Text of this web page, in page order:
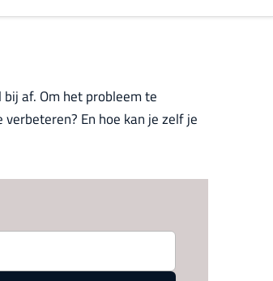
af. Om het probleem te
En hoe kan je zelf je